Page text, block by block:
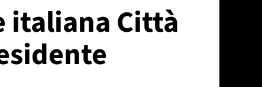
italiana Città